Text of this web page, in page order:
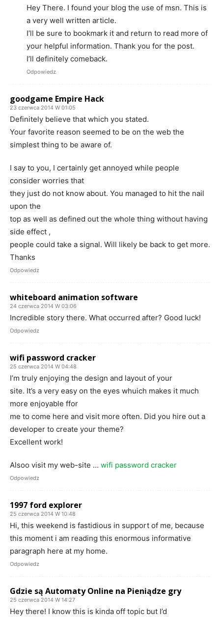
Hey There. I found your blog the use of msn. This is
a very well written article.
I’ll be sure to bookmark it and return to read more of
your helpful information. Thank you for the post.
I’ll definitely comeback.
Odpowiedz
goodgame Empire Hack
23 czerwca 2014 W 01:05
Definitely believe that which you stated.
Your favorite reason seemed to be on the web the
simplest thing to be aware of.
I say to you, I certainly get annoyed while people
consider worries that
they just do not know about. You managed to hit the nail
upon the
top as well as defined out the whole thing without having
side effect ,
people could take a signal. Will likely be back to get more.
Thanks
Odpowiedz
whiteboard animation software
24 czerwca 2014 W 03:06
Incredible story there. What occurred after? Good luck!
Odpowiedz
wifi password cracker
25 czerwca 2014 W 04:48
I’m truly enjoying the design and layout of your
site. It’s a very easy on the eyes whuich makes it much
more enjoyable ffor
me to come here and visit more often. Did you hire out a
developer to create your theme?
Excellent work!
Alsoo visit my web-site … wifi password cracker
Odpowiedz
1997 ford explorer
25 czerwca 2014 W 10:48
Hi, this weekend is fastidious in support of me, because
this moment i am reading this enormous informative
paragraph here at my home.
Odpowiedz
Gdzie są Automaty Online na Pieniądze gry
25 czerwca 2014 W 14:27
Hey there! I know this is kinda off topic but I’d